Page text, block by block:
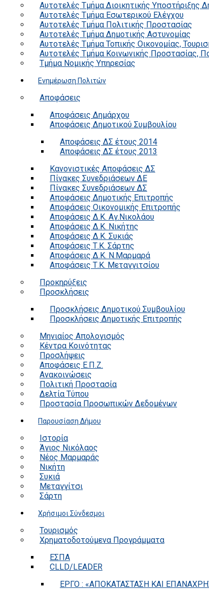
Αυτοτελές Τμήμα Διοικητικής Υποστήριξης
Αυτοτελές Τμήμα Εσωτερικού Ελέγχου
Αυτοτελές Τμήμα Πολιτικής Προστασίας
Αυτοτελές Τμήμα Δημοτικής Αστυνομίας
Αυτοτελές Τμήμα Τοπικής Οικονομίας,
Αυτοτελές Τμήμα Κοινωνικής Προστασίας,
Τμήμα Νομικής Υπηρεσίας
Ενημέρωση Πολιτών
Αποφάσεις
Αποφάσεις Δημάρχου
Αποφάσεις Δημοτικού Συμβουλίου
Αποφάσεις ΔΣ έτους 2014
Αποφάσεις ΔΣ έτους 2013
Κανονιστικές Αποφάσεις ΔΣ
Πίνακες Συνεδριάσεων ΔΕ
Πίνακες Συνεδριάσεων ΔΣ
Αποφάσεις Δημοτικής Επιτροπής
Αποφάσεις Οικονομικής Επιτροπής
Αποφάσεις Δ.Κ. Αγ.Νικολάου
Αποφάσεις Δ.Κ. Νικήτης
Αποφάσεις Δ.Κ. Συκιάς
Αποφάσεις Τ.Κ. Σάρτης
Αποφάσεις Δ.Κ. Ν.Μαρμαρά
Αποφάσεις Τ.Κ. Μεταγγιτσίου
Προκηρύξεις
Προσκλήσεις
Προσκλήσεις Δημοτικού Συμβουλίου
Προσκλήσεις Δημοτικής Επιτροπής
Μηνιαίος Απολογισμός
Κέντρα Κοινότητας
Προσλήψεις
Αποφάσεις Ε.Π.Ζ.
Ανακοινώσεις
Πολιτική Προστασία
Δελτία Τύπου
Προστασία Προσωπικών Δεδομένων
Παρουσίαση Δήμου
Ιστορία
Άγιος Νικόλαος
Νέος Μαρμαράς
Νικήτη
Συκιά
Μεταγγίτσι
Σάρτη
Χρήσιμοι Σύνδεσμοι
Τουρισμός
Χρηματοδοτούμενα Προγράμματα
ΕΣΠΑ
CLLD/LEADER
ΕΡΓΟ : «ΑΠΟΚΑΤΑΣΤΑΣΗ ΚΑΙ